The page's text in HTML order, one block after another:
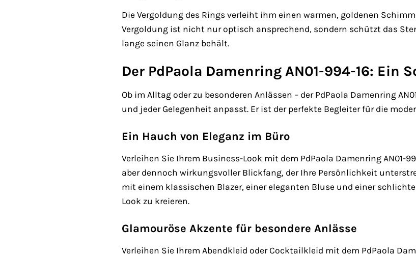
Die Vergoldung des Rings verleiht ihm einen warmen, goldenen
Vergoldung ist nicht nur optisch ansprechend, sondern schützt das
lange seinen Glanz behält.
Der PdPaola Damenring AN01-994-16:
Ob im Alltag oder zu besonderen Anlässen – der PdPaola Damenring
und jeder Gelegenheit anpasst. Er ist der perfekte Begleiter für die
Ein Hauch von Eleganz im Büro
Verleihen Sie Ihrem Business-Look mit dem PdPaola Damenring AN01-
aber dennoch wirkungsvoller Blickfang, der Ihre Persönlichkeit
mit einem klassischen Blazer, einer eleganten Bluse und einer
Look zu kreieren.
Glamouröse Akzente für besondere Anlässe
Verleihen Sie Ihrem Abendkleid oder Cocktailkleid mit dem PdPaola